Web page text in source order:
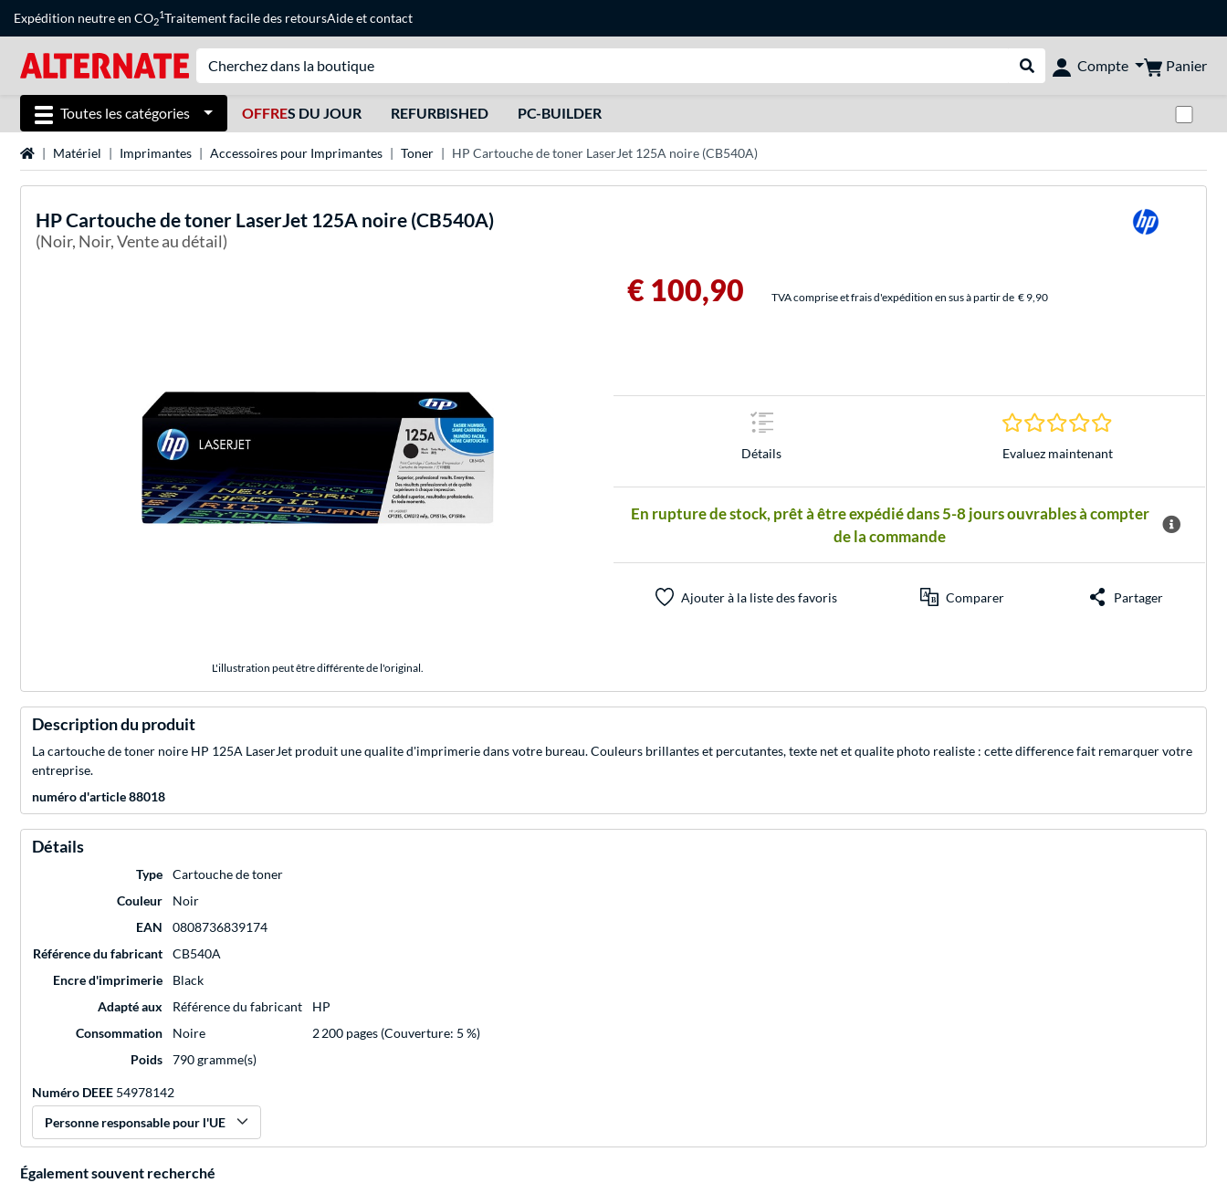
Expédition neutre en CO2
1Traitement facile des retoursAideetcontact
Rechercher dans le shop
Compte Panier
Toutes les catégories OFFRES DU JOUR REFURBISHED PC-BUILDER
Page d'accueil
Matériel Imprimantes Accessoires pour Imprimantes Toner HP Cartouche de toner LaserJet 125A noire (CB540A)
HPCartouche de toner LaserJet 125A noire (CB540A)
(Noir, Noir, Vente au détail)
L'illustration peut être différente de l'original.
€ 100,90 TVA comprise et frais d'expédition en sus à partir de € 9,90
Détails
0.0 Étoiles à 0
Evaluez maintenant
En rupture de stock, prêt à être expédié dans 5-8 jours ouvrables à compter
de la commande
Ajouter à la liste des favoris Comparer Partager
Description du produit
La cartouche de toner noire HP 125A LaserJet produit une qualite d'imprimerie dans votre bureau. Couleurs brillantes et percutantes, texte net et qualite photo realiste : cette difference fait remarquer votre
entreprise.
numéro d'article 88018
Détails
Type
Cartouche de toner
Couleur
Noir
EAN
0808736839174
Référence du fabricant
CB540A
Encre d'imprimerie
Black
Adapté aux
Référence du fabricant
HP
Consommation
Noire
2 200 pages (Couverture: 5 %)
Poids
790 gramme(s)
Numéro DEEE 54978142
Personne responsable pour l'UE
Également souvent recherché